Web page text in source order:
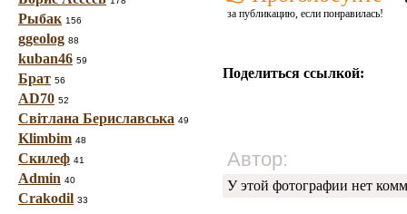
Рыбак 156
ggeolog 88
kuban46 59
Брат 56
AD70 52
Світлана Бериславська 49
Klimbim 48
Скилеф 41
Admin 40
Crakodil 33
за публикацию, если понравилась!
Поделиться ссылкой:
Автор:
У этой фотографии нет